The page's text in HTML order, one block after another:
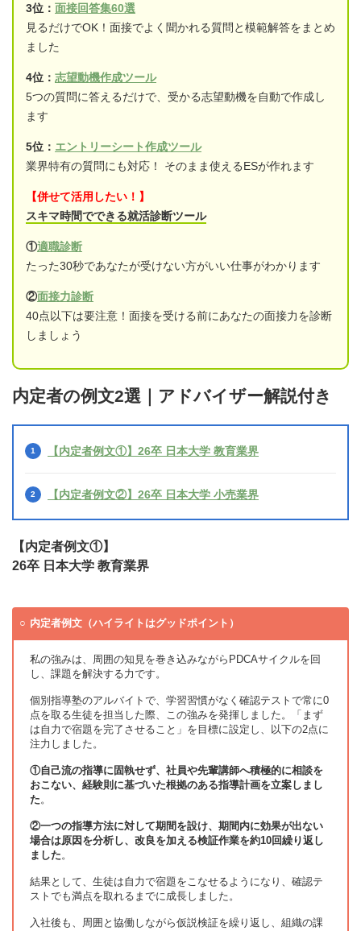
3位： 面接回答集60選
見るだけでOK！面接でよく聞かれる質問と模範解答をまとめ
ました
4位： 志望動機作成ツール
5つの質問に答えるだけで、受かる志望動機を自動で作成し
ます
5位： エントリーシート作成ツール
業界特有の質問にも対応！ そのまま使えるESが作れます
【併せて活用したい！】
スキマ時間でできる就活診断ツール
①適職診断
たった30秒であなたが受けない方がいい仕事がわかります
②面接力診断
40点以下は要注意！面接を受ける前にあなたの面接力を診断
しましょう
内定者の例文2選｜アドバイザー解説付き
【内定者例文①】26卒 日本大学 教育業界
【内定者例文②】26卒 日本大学 小売業界
【内定者例文①】
26卒 日本大学 教育業界
内定者例文（ハイライトはグッドポイント）
私の強みは、周囲の知見を巻き込みながらPDCAサイクルを回
し、課題を解決する力です。
個別指導塾のアルバイトで、学習習慣がなく確認テストで常に0
点を取る生徒を担当した際、この強みを発揮しました。「まず
は自力で宿題を完了させること」を目標に設定し、以下の2点に
注力しました。
①自己流の指導に固執せず、社員や先輩講師へ積極的に相談を
おこない、経験則に基づいた根拠のある指導計画を立案しまし
た 。
②一つの指導方法に対して期間を設け、期間内に効果が出ない
場合は原因を分析し、改良を加える検証作業を約10回繰り返し
ました 。
結果として、生徒は自力で宿題をこなせるようになり、確認テ
ストでも満点を取れるまでに成長しました。
入社後も、周囲と協働しながら仮説検証を繰り返し、組織の課